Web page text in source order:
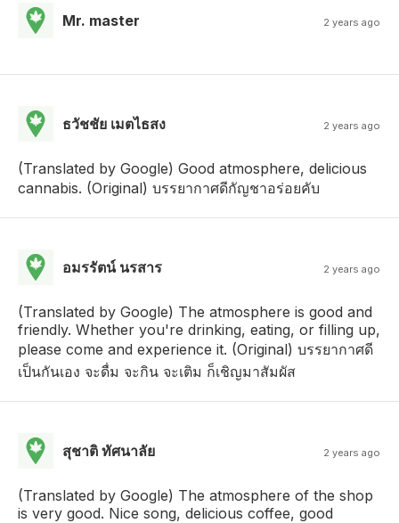
Mr. master 2 years ago
ธวัชชัย เมตไธสง 2 years ago
(Translated by Google) Good atmosphere, delicious
cannabis. (Original) บรรยากาศดีกัญชาอร่อยคับ
อมรรัตน์ นรสาร 2 years ago
(Translated by Google) The atmosphere is good and
friendly. Whether you're drinking, eating, or filling up,
please come and experience it. (Original) บรรยากาศดี
เป็นกันเอง จะดื่ม จะกิน จะเติม ก็เชิญมาสัมผัส
สุชาติ ทัศนาลัย 2 years ago
(Translated by Google) The atmosphere of the shop
is very good. Nice song, delicious coffee, good